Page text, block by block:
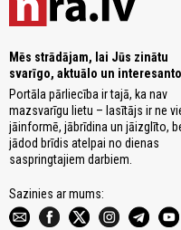
Mēs strādājam, lai Jūs zinātu
svarīgo, aktuālo un
Portāla pārliecība ir tajā, ka nav
mazsvarīgu lietu – lasītājs ir ne
jāinformē, jābrīdina un jāizglīto,
jādod brīdis atelpai no dienas
saspringtajiem darbiem.
Sazinies ar mums: